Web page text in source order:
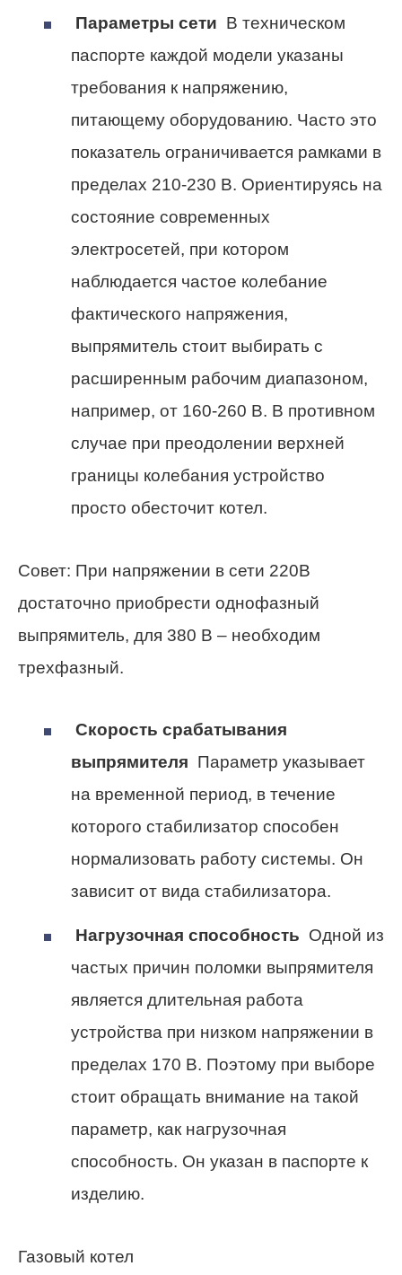
Параметры сети В техническом
паспорте каждой модели указаны
требования к напряжению,
питающему оборудованию. Часто это
показатель ограничивается рамками в
пределах 210-230 В. Ориентируясь на
состояние современных
электросетей, при котором
наблюдается частое колебание
фактического напряжения,
выпрямитель стоит выбирать с
расширенным рабочим диапазоном,
например, от 160-260 В. В противном
случае при преодолении верхней
границы колебания устройство
просто обесточит котел.
Совет: При напряжении в сети 220В
достаточно приобрести однофазный
выпрямитель, для 380 В – необходим
трехфазный.
Скорость срабатывания
выпрямителя Параметр указывает
на временной период, в течение
которого стабилизатор способен
нормализовать работу системы. Он
зависит от вида стабилизатора.
Нагрузочная способность Одной из
частых причин поломки выпрямителя
является длительная работа
устройства при низком напряжении в
пределах 170 В. Поэтому при выборе
стоит обращать внимание на такой
параметр, как нагрузочная
способность. Он указан в паспорте к
изделию.
Газовый котел